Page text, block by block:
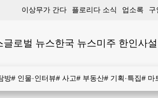
이상무가 간다 플로리다 소식 업소록 구
글로벌 뉴스한국 뉴스미주 한인사
방# 인물·인터뷰# 사고# 부동산# 기획·특집# 마